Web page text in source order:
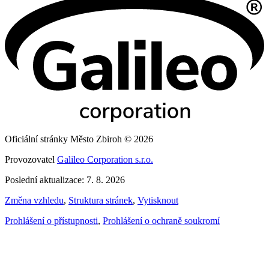
Oficiální stránky Město Zbiroh © 2026
Provozovatel Galileo Corporation s.r.o.
Poslední aktualizace: 7. 8. 2026
Změna vzhledu, Struktura stránek, Vytisknout
Prohlášení o přístupnosti, Prohlášení o ochraně soukromí